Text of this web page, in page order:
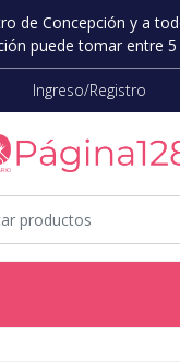
de Concepción y a
puede tomar entre 5
Ingreso/Registro